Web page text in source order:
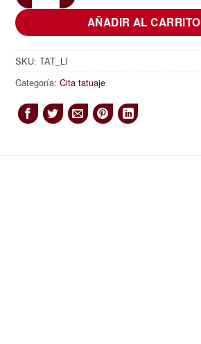
AÑADIR AL CARRITO
SKU:TAT_LI
Categoría:Cita tatuaje